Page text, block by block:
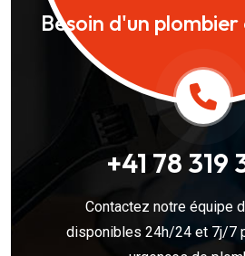
Besoin d'un plombier
+41 78 319
Contactez notre équipe
disponibles 24h/24 et 7j/7